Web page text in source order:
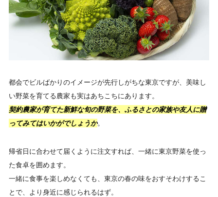
都会でビルばかりのイメージが先行しがちな東京ですが、美味し
い野菜を育てる農家も実はあちこちにあります。
契約農家が育てた新鮮な旬の野菜を、ふるさとの家族や友人に贈
ってみてはいかがでしょうか。
帰省日に合わせて届くように注文すれば、一緒に東京野菜を使っ
た食卓を囲めます。
一緒に食事を楽しめなくても、東京の春の味をおすそわけするこ
とで、より身近に感じられるはず。